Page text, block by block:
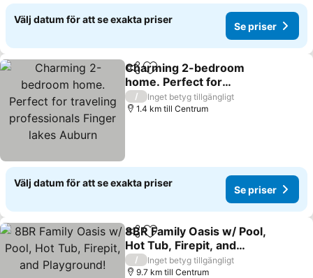
Välj datum för att se exakta priser
Se priser
Dela Lägg till i Mina Favoriter
Charming 2-bedroom
home. Perfect for
traveling professionals
Finger lakes Auburn
/
Inget betyg tillgängligt
1.4 km till Centrum
Välj datum för att se exakta priser
Se priser
Dela Lägg till i Mina Favoriter
8BR Family Oasis w/ Pool,
Hot Tub, Firepit, and
Playground!
/
Inget betyg tillgängligt
9.7 km till Centrum